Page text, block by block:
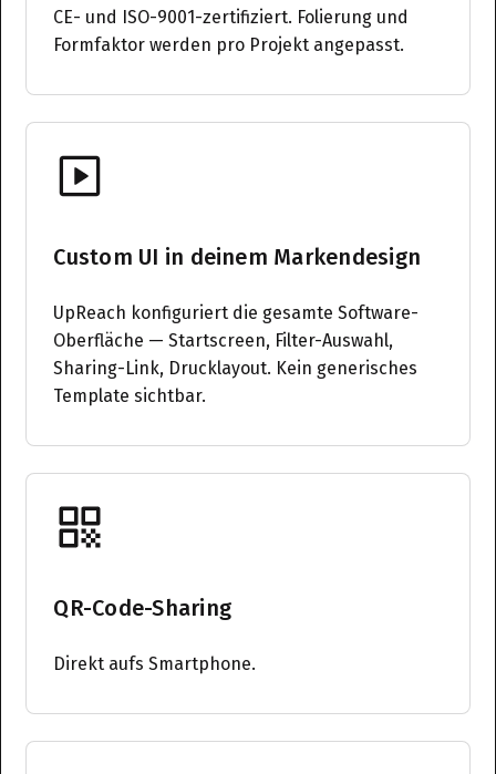
CE- und ISO-9001-zertifiziert. Folierung und
Formfaktor werden pro Projekt angepasst.
Custom UI in deinem Markendesign
UpReach konfiguriert die gesamte Software-
Oberfläche — Startscreen, Filter-Auswahl,
Sharing-Link, Drucklayout. Kein generisches
Template sichtbar.
QR-Code-Sharing
Direkt aufs Smartphone.